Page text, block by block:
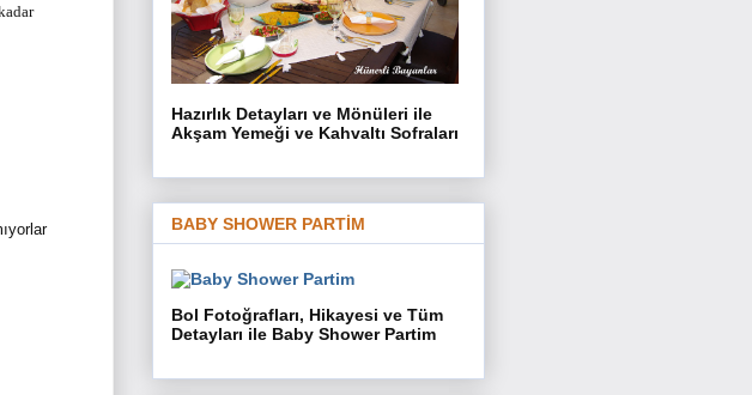
Hazırlık Detayları ve Mönüleri ile
Akşam Yemeği ve Kahvaltı Sofraları
BABY SHOWER PARTİM
Bol Fotoğrafları, Hikayesi ve Tüm
Detayları ile Baby Shower Partim